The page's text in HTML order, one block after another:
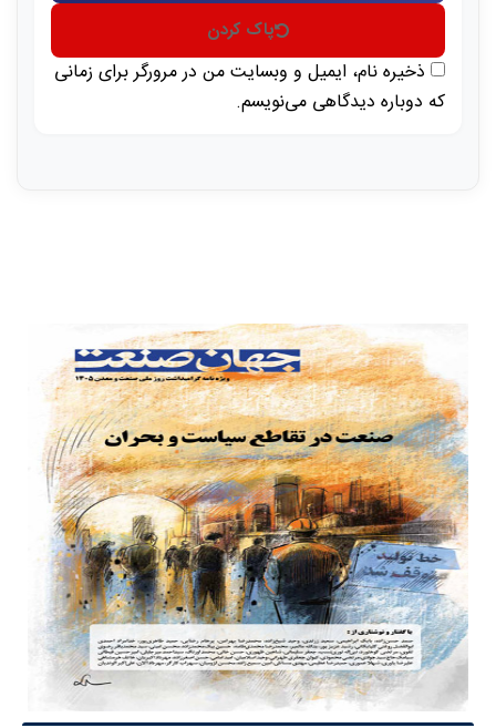
پاک کردن
ذخیره نام، ایمیل و وبسایت من در مرورگر برای زمانی
که دوباره دیدگاهی می‌نویسم.